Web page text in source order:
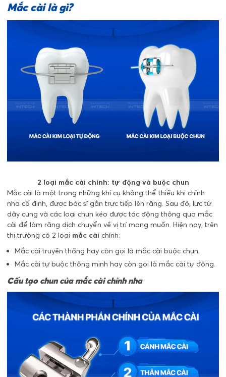
Mắc cài là gì?
2 loại mắc cài chính: tự động và buộc chun
Mắc cài là một trong những khí cụ không thể thiếu khi chỉnh
nha cố định, được bác sĩ gắn trực tiếp lên răng. Sau đó, lực từ
dây cung và các loại chun kéo được tác động thông qua mắc
cài để làm răng dịch chuyển về vị trí mong muốn. Hiện nay, trên
thị trường có 2 loại mắc cài chính:
Mắc cài truyền thống hay còn gọi là mắc cài buộc chun.
Mắc cài tự buộc thông minh hay còn gọi là mắc cài tự động.
Cấu tạo chun của mắc cài chỉnh nha